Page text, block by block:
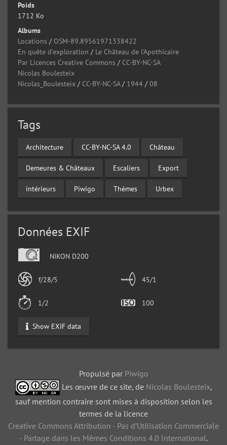
Poids
1712 Ko
Albums
Locations / OSM-89.89561971338422
En quête d'exploration / Le Château de l'Apothicaire
Par Licences Creative Commons / CC-BY-NC-SA
Nicolas Boulesteix
Nicolas_Boulesteix / CC-BY-NC-SA/ 1944 /08
Tags
Architecture CC-BY-NC-SA 4.0 Château
Demeures & Châteaux Escaliers Export
intérieurs Piwigo Thèmes Urbex
Données EXIF
NIKON D200
f/28/5 45/1
1/2 100
Show EXIF data
Propulsé par Piwigo
Les œuvre de ce site, de Nicolas Boulesteix,
sauf mention contraire sont mises à disposition selon les
termes de la licence
Creative Commons Attribution - Pas d’Utilisation Commerciale
- Partage dans les Mêmes Conditions 4.0 International.